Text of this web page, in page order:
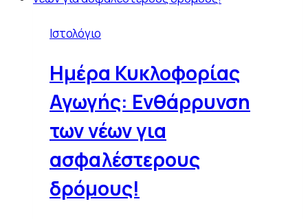
Ιστολόγιο
Ημέρα Κυκλοφορίας
Αγωγής: Ενθάρρυνση
των νέων για
ασφαλέστερους
δρόμους!